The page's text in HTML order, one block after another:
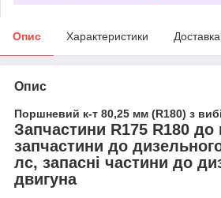
Опис Характеристики Доставка
Опис
Поршневий к-т 80,25 мм (R180) з
Запчастини R175 R180 до
запчастини до
лс, запасні частини до
двигуна